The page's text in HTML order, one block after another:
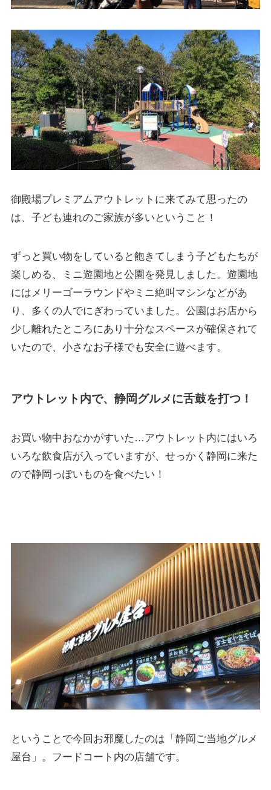
御殿場プレミアムアウトレットに来てみて思ったの
は、子ども連れのご家族が多いということ！
ずっと買い物をしていると飽きてしまう子どもたちが
楽しめる、ミニ遊園地と公園を発見しました。遊園地
にはメリーゴーラウンドやミニ絶叫マシンなどがあ
り、多くの人でにぎわっていました。公園はお店から
少し離れたところにあり十分なスペースが確保されて
いたので、小さなお子様でも安全に遊べます。
アウトレット内で、静岡グルメに舌鼓を打つ！
お買い物中おなかがすいた…アウトレット内にはいろ
いろな飲食店が入っていますが、せっかく静岡に来た
ので静岡っぽいものを食べたい！
ということで今回お邪魔したのは「静岡ご当地グルメ
屋台」。フードコート内の店舗です。